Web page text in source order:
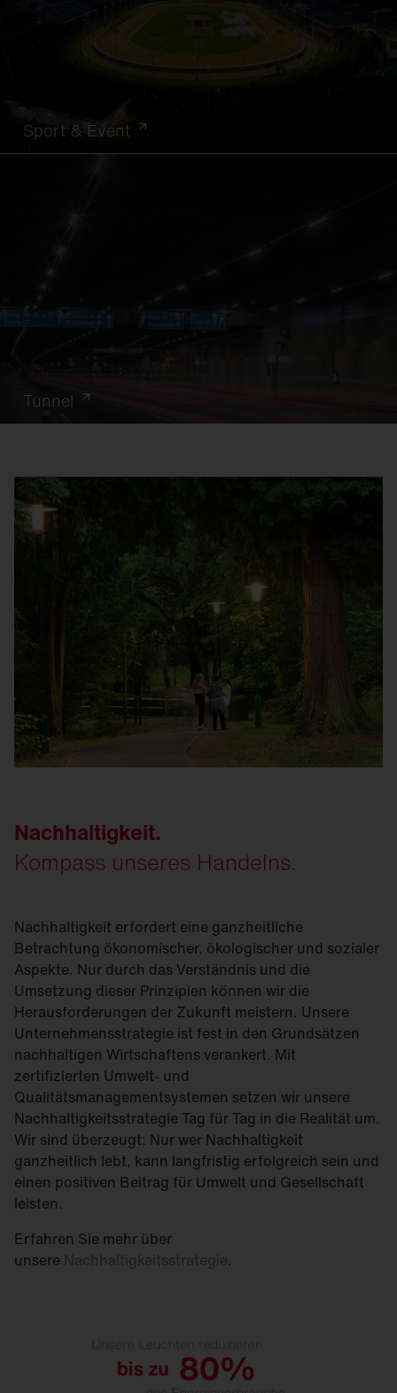
Sport & Event
Tunnel
Nachhaltigkeit.
Kompass unseres Handelns.
Nachhaltigkeit erfordert eine ganzheitliche
Betrachtung ökonomischer, ökologischer und sozialer
Aspekte. Nur durch das Verständnis und die
Umsetzung dieser Prinzipien können wir die
Herausforderungen der Zukunft meistern. Unsere
Unternehmensstrategie ist fest in den Grundsätzen
nachhaltigen Wirtschaftens verankert. Mit
zertifizierten Umwelt- und
Qualitätsmanagementsystemen setzen wir unsere
Nachhaltigkeitsstrategie Tag für Tag in die Realität um.
Wir sind überzeugt: Nur wer Nachhaltigkeit
ganzheitlich lebt, kann langfristig erfolgreich sein und
einen positiven Beitrag für Umwelt und Gesellschaft
leisten.
Erfahren Sie mehr über
unsere Nachhaltigkeitsstrategie.